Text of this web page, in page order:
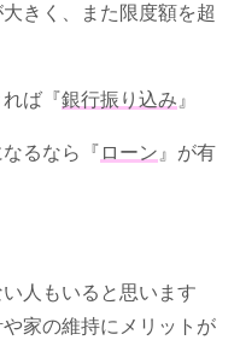
きく、また限度額を超
ば『銀行振り込み 』
るなら『 ローン 』が有
人もいると思います
家の維持にメリットが